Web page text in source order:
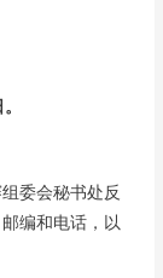
委会秘书处反
编和电话，以